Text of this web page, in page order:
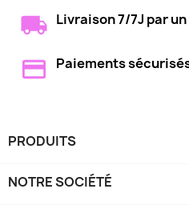
Livraison 7/7J par
Paiements
PRODUITS
NOTRE SOCIÉTÉ